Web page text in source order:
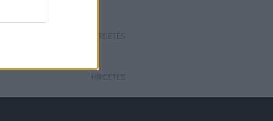
HÍRDETÉS
HÍRDETÉS